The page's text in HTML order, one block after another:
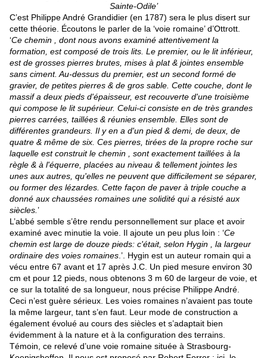
Sainte-Odile’
C’est Philippe André Grandidier (en 1787) sera le plus disert sur
cette théorie. Écoutons le parler de la ‘voie romaine’ d’Ottrott.
‘Ce chemin , dont nous avons examiné attentivement la
formation, est composé de trois lits. Le premier, ou le lit inférieur,
est de grosses pierres brutes, mises à plat & jointes ensemble
sans ciment. Au-dessus du premier, est un second formé de
gravier, de petites pierres & de gros sable. Cette couche, dont le
massif a deux pieds d'épaisseur, estrecouverte d'une troisième
qui compose le lit supérieur. Celui-ci consiste en de très grandes
pierres carrées, taillées & réunies ensemble. Elles sont de
différentes grandeurs . Il y en a d'un pied & demi, de deux, de
quatre & même de six. Ces pierres, tirées de la propre roche sur
laquelle est construit le chemin , sont exactement taillées à la
règle & à l'équerre, placées au niveau & tellement jointes les
unes aux autres, qu'elles ne peuvent que difficilementse séparer,
ou former des lézardes. Cette façon de paver à triple couche a
donné aux chaussées romaines une solidité qui a résisté aux
siècles. ’
L’abbé semble s’être rendu personnellement sur place et avoir
examiné avec minutie la voie. Il ajoute un peu plus loin : ‘Ce
chemin est large de douze pieds: c'était, selon Hygin , la largeur
ordinaire des voies romaines .’. Hygin est un auteur romain qui a
vécu entre 67 avant et 17 après J.C. Un pied mesure environ 30
cm et pour 12 pieds, nous obtenons 3 m 60 de largeur de voie, et
ce sur la totalité de sa longueur, nous précise Philippe André.
Ceci n’est guère sérieux. Les voies romaines n’avaient pas toute
la même largeur, tant s’en faut. Leur mode de construction a
également évolué au cours des siècles et s’adaptait bien
évidemment à la nature et à la configuration des terrains.
Témoin, ce relevé d’une voie romaine située à Strasbourg-